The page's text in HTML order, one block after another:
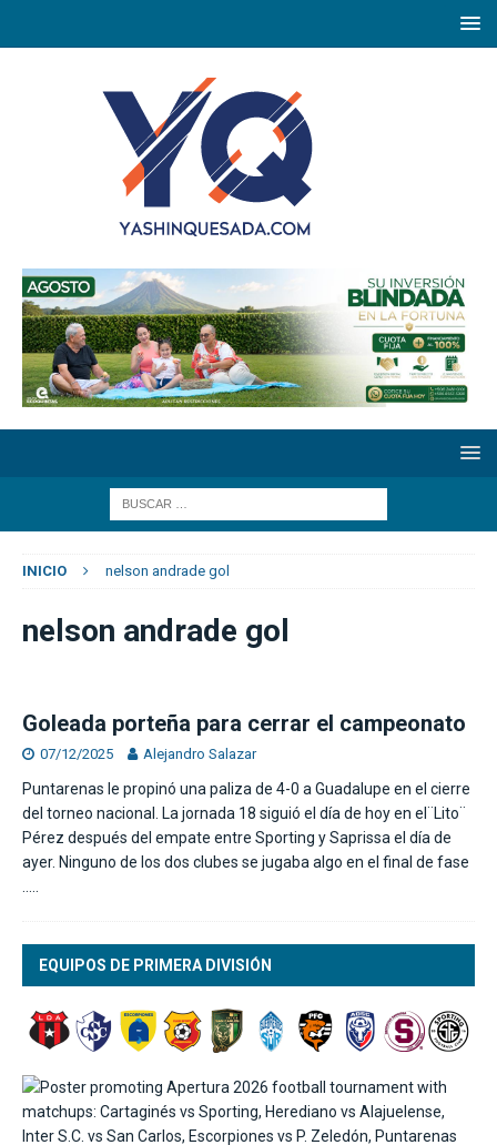
INICIO nelson andrade gol
nelson andrade gol
Goleada porteña para cerrar el campeonato
07/12/2025 Alejandro Salazar
Puntarenas le propinó una paliza de 4-0 a Guadalupe en el cierre
del torneo nacional. La jornada 18 siguió el día de hoy en el¨Lito¨
Pérez después del empate entre Sporting y Saprissa el día de
ayer. Ninguno de los dos clubes se jugaba algo en el final de fase
EQUIPOS DE PRIMERA DIVISIÓN